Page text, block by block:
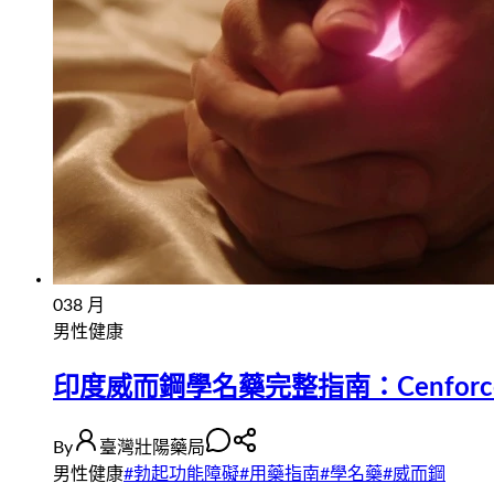
038 月
男性健康
印度威而鋼學名藥完整指南：
By
臺灣壯陽藥局
男性健康#勃起功能障礙#用藥指南#學名藥#威而鋼